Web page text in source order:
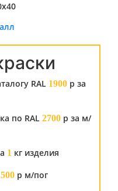
RAL 1900 р за
по RAL 2700 р за м/
1 кг изделия
р м/пог